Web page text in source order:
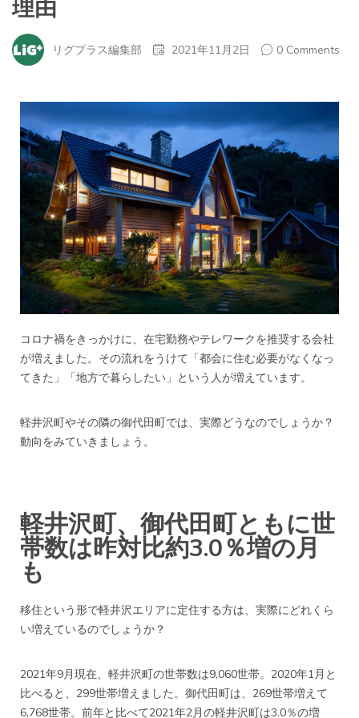
理由
リグプラス編集部 2021年11月2日 0 Comments
コロナ禍をきっかけに、在宅勤務やテレワークを推奨する会社
が増えました。その流れをうけて 「都会に住む必要がなくなっ
てきた」
「 地方で暮らしたい」という人が増えています。
軽井沢町やその隣の御代田町では、実際どうなのでしょうか？
動向をみていきましょう。
軽井沢町、御代田町ともに世
帯数は昨対比約3.0％増の月
も
移住という形で軽井沢エリアに定住する方は、実際にどれくら
い増えているのでしょうか？
2021年9月現在、軽井沢町の世帯数は9,060世帯。2020年1月と
比べると、299世帯増えました。御代田町は、269世帯増えて
6,768世帯。 前年と比べて2021年2月の軽井沢町は3.0％の増